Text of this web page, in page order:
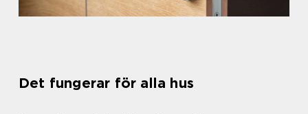
Det fungerar för alla hus